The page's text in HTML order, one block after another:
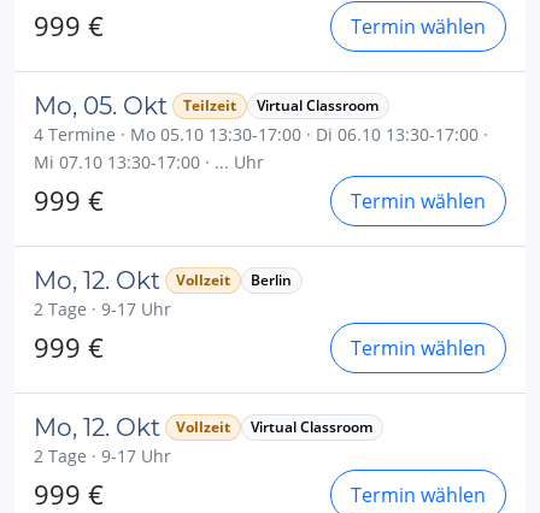
999 € Termin wählen
Mo, 05. Okt Teilzeit Virtual Classroom
4 Termine · Mo 05.10 13:30-17:00 · Di 06.10 13:30-17:00 ·
Mi 07.10 13:30-17:00 · ... Uhr
999 € Termin wählen
Mo, 12. Okt Vollzeit Berlin
2 Tage · 9-17 Uhr
999 € Termin wählen
Mo, 12. Okt Vollzeit Virtual Classroom
2 Tage · 9-17 Uhr
999 € Termin wählen